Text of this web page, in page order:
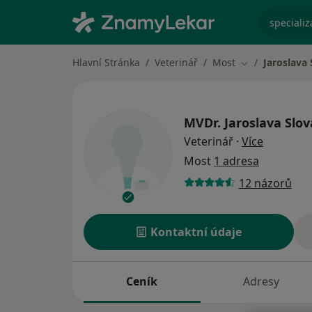
Hlavní Stránka Veterinář Most Změna města
Jaroslava
MVDr. Jaroslava
Veterinář · Více
Most 1 adresa
12 názorů
Kontaktní údaje
Ceník Adresy